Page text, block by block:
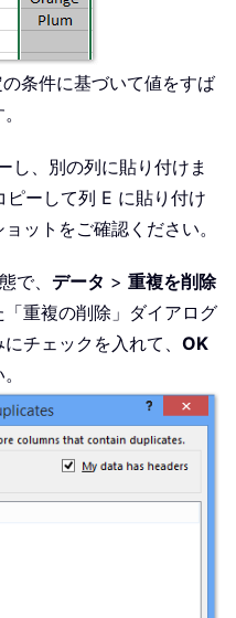
条件に基づいて値をすば
し、別の列に貼り付けま
ーして列 E に貼り付け
ットをご確認ください。
で、 データ > 重複を削除
重複の削除」ダイアログ
チェックを入れて、 OK